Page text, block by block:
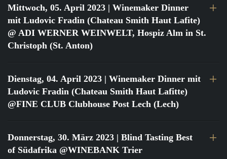
Mittwoch, 05. April 2023 | Winemaker Dinner
mit Ludovic Fradin (Chateau Smith Haut Lafite)
@ ADI WERNER WEINWELT, Hospiz Alm in St.
Christoph (St. Anton)
Dienstag, 04. April 2023 | Winemaker Dinner mit
Ludovic Fradin (Chateau Smith Haut Lafitte)
@FINE CLUB Clubhouse Post Lech (Lech)
Donnerstag, 30. März 2023 | Blind Tasting Best
of Südafrika @WINEBANK Trier